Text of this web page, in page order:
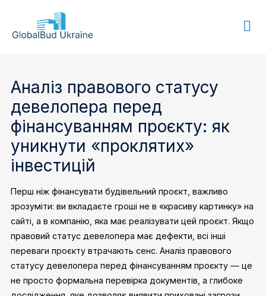
GLOBALBUD
Аналіз правового статусу
девелопера перед
фінансуванням проєкту: як
уникнути «проклятих»
інвестицій
Перш ніж фінансувати будівельний проєкт, важливо
зрозуміти: ви вкладаєте гроші не в «красиву картинку» на
сайті, а в компанію, яка має реалізувати цей проєкт. Якщо
правовий статус девелопера має дефекти, всі інші
переваги проєкту втрачають сенс. Аналіз правового
статусу девелопера перед фінансуванням проєкту — це
не просто формальна перевірка документів, а глибоке